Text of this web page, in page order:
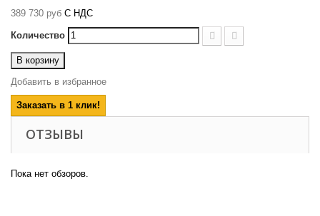
389 730 руб С НДС
Количество
В корзину
Добавить в избранное
Заказать в 1 клик!
ОТЗЫВЫ
Пока нет обзоров.